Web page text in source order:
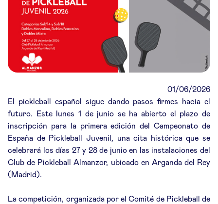
01/06/2026
El pickleball español sigue dando pasos firmes hacia el
futuro. Este lunes 1 de junio se ha abierto el plazo de
inscripción para la primera edición del Campeonato de
España de Pickleball Juvenil, una cita histórica que se
celebrará los días 27 y 28 de junio en las instalaciones del
Club de Pickleball Almanzor, ubicado en Arganda del Rey
(Madrid).
La competición, organizada por el Comité de Pickleball de